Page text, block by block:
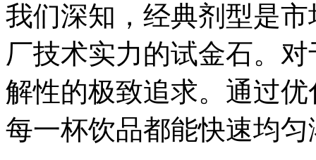
我们深知，经典剂型是
厂技术实力的试金石。
解性的极致追求。通过
每一杯饮品都能快速均